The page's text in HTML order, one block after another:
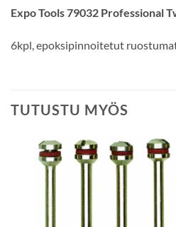
Expo Tools 79032 Professional
6kpl, epoksipinnoitetut
TUTUSTU MYÖS